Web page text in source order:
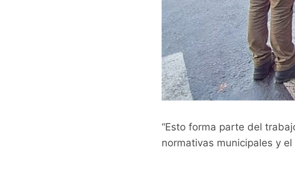
“Esto forma parte del
normativas municipales y